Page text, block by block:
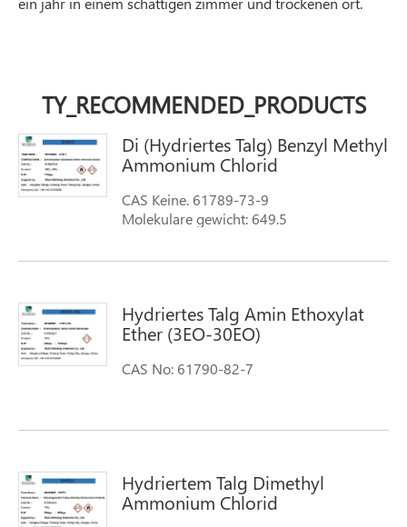
TY_RECOMMENDED_PRODUCTS
Di (Hydriertes Talg) Benzyl Methyl
Ammonium Chlorid
CAS Keine. 61789-73-9
Molekulare gewicht: 649.5
phenylmethanamine hydrochlorid; Benzyl
Hydriertes Talg Amin Ethoxylat
Ether (3EO-30EO)
CAS No: 61790-82-7
Hydriertem Talg Dimethyl
Ammonium Chlorid